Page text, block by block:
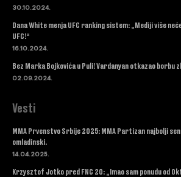
30.10.2024.
Dana White menja UFC ranking sistem: „Mediji više
UFC!“
16.10.2024.
Bez Marka Bojkovića u Puli! Vardanyan otkazao borbu
02.09.2024.
Vesti
MMA Prvenstvo Srbije 2025: MMA Partizan najbolji
omladinski.
14.04.2025.
Krzysztof Jotko pred FNC 20: „Imao sam ponudu od